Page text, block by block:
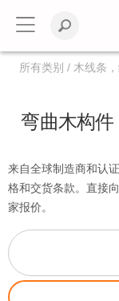
所有类别 木线条
弯曲木构件
来自全球制造商和认
格和交货条款。直接
家报价。